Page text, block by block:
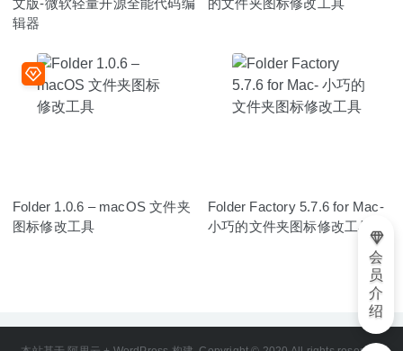
辑器
Folder 1.0.6 – macOS 文件夹
图标修改工具
Folder Factory 5.7.6 for Mac-
小巧的文件夹图标修改工具
会
员
介
绍